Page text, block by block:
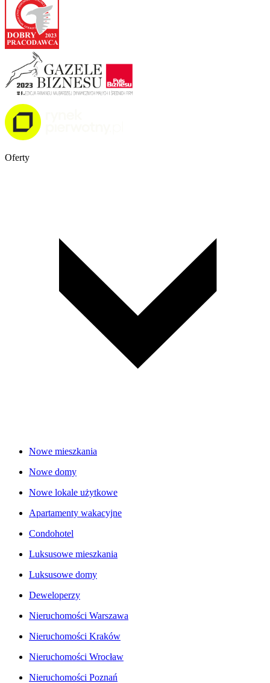
Oferty
Nowe mieszkania
Nowe domy
Nowe lokale użytkowe
Apartamenty wakacyjne
Condohotel
Luksusowe mieszkania
Luksusowe domy
Deweloperzy
Nieruchomości Warszawa
Nieruchomości Kraków
Nieruchomości Wrocław
Nieruchomości Poznań